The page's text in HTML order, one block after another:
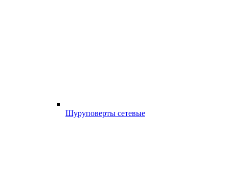
Шуруповерты сетевые